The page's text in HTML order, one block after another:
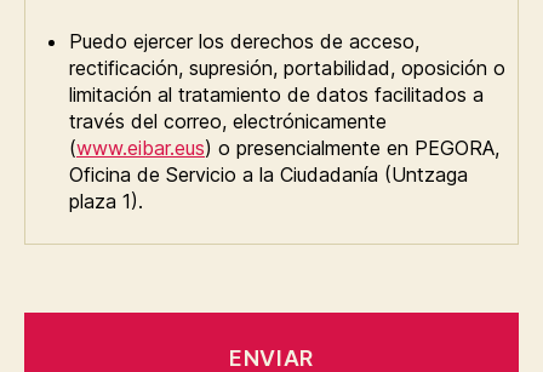
Puedo ejercer los derechos de acceso,
rectificación, supresión, portabilidad, oposición o
limitación al tratamiento de datos facilitados a
través del correo, electrónicamente
(www.eibar.eus) o presencialmente en PEGORA,
Oficina de Servicio a la Ciudadanía (Untzaga
plaza 1).